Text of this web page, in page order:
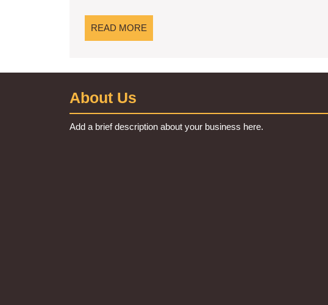
READ MORE
MORE
About Us
Add a brief description about your business here.